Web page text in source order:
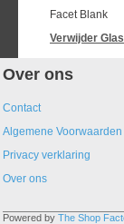
Facet Blank
Verwijder
Over ons
Contact
Algemene Voorwaarden
Privacy verklaring
Over ons
Powered by The Shop